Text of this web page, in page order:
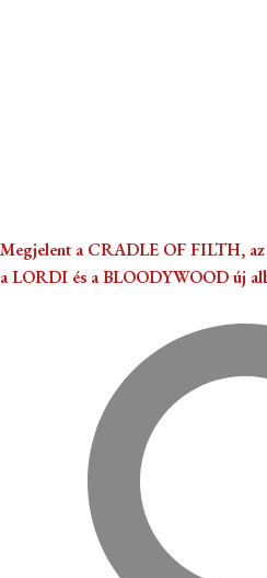
Megjelent a CRADLE OF FILTH,
a LORDI és a BLOODYWOOD új